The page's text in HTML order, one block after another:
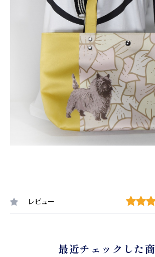
レビュー
最近チェックした